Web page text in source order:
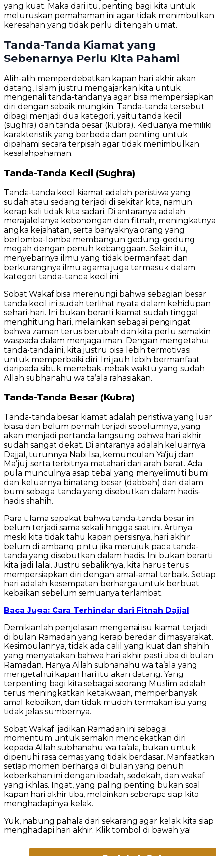
yang kuat. Maka dari itu, penting bagi kita untuk
meluruskan pemahaman ini agar tidak menimbulkan
keresahan yang tidak perlu di tengah umat.
Tanda-Tanda Kiamat yang
Sebenarnya Perlu Kita Pahami
Alih-alih memperdebatkan kapan hari akhir akan
datang, Islam justru mengajarkan kita untuk
mengenali tanda-tandanya agar bisa mempersiapkan
diri dengan sebaik mungkin. Tanda-tanda tersebut
dibagi menjadi dua kategori, yaitu tanda kecil
(sughra) dan tanda besar (kubra). Keduanya memiliki
karakteristik yang berbeda dan penting untuk
dipahami secara terpisah agar tidak menimbulkan
kesalahpahaman.
Tanda-Tanda Kecil (Sughra)
Tanda-tanda kecil kiamat adalah peristiwa yang
sudah atau sedang terjadi di sekitar kita, namun
kerap kali tidak kita sadari. Di antaranya adalah
merajalelanya kebohongan dan fitnah, meningkatnya
angka kejahatan, serta banyaknya orang yang
berlomba-lomba membangun gedung-gedung
megah dengan penuh kebanggaan. Selain itu,
menyebarnya ilmu yang tidak bermanfaat dan
berkurangnya ilmu agama juga termasuk dalam
kategori tanda-tanda kecil ini.
Sobat Wakaf bisa merenungi bahwa sebagian besar
tanda kecil ini sudah terlihat nyata dalam kehidupan
sehari-hari. Ini bukan berarti kiamat sudah tinggal
menghitung hari, melainkan sebagai pengingat
bahwa zaman terus berubah dan kita perlu semakin
waspada dalam menjaga iman. Dengan mengetahui
tanda-tanda ini, kita justru bisa lebih termotivasi
untuk memperbaiki diri. Ini jauh lebih bermanfaat
daripada sibuk menebak-nebak waktu yang sudah
Allah subhanahu wa ta’ala rahasiakan.
Tanda-Tanda Besar (Kubra)
Tanda-tanda besar kiamat adalah peristiwa yang luar
biasa dan belum pernah terjadi sebelumnya, yang
akan menjadi pertanda langsung bahwa hari akhir
sudah sangat dekat. Di antaranya adalah keluarnya
Dajjal, turunnya Nabi Isa, kemunculan Ya’juj dan
Ma’juj, serta terbitnya matahari dari arah barat. Ada
pula munculnya asap tebal yang menyelimuti bumi
dan keluarnya binatang besar (dabbah) dari dalam
bumi sebagai tanda yang disebutkan dalam hadis-
hadis shahih.
Para ulama sepakat bahwa tanda-tanda besar ini
belum terjadi sama sekali hingga saat ini. Artinya,
meski kita tidak tahu kapan persisnya, hari akhir
belum di ambang pintu jika merujuk pada tanda-
tanda yang disebutkan dalam hadis. Ini bukan berarti
kita jadi lalai. Justru sebaliknya, kita harus terus
mempersiapkan diri dengan amal-amal terbaik. Setiap
hari adalah kesempatan berharga untuk berbuat
kebaikan sebelum semuanya terlambat.
Baca Juga: Cara Terhindar dari Fitnah Dajjal
Demikianlah penjelasan mengenai isu kiamat terjadi
di bulan Ramadan yang kerap beredar di masyarakat.
Kesimpulannya, tidak ada dalil yang kuat dan shahih
yang menyatakan bahwa hari akhir pasti tiba di bulan
Ramadan. Hanya Allah subhanahu wa ta’ala yang
mengetahui kapan hari itu akan datang. Yang
terpenting bagi kita sebagai seorang Muslim adalah
terus meningkatkan ketakwaan, memperbanyak
amal kebaikan, dan tidak mudah termakan isu yang
tidak jelas sumbernya.
Sobat Wakaf, jadikan Ramadan ini sebagai
momentum untuk semakin mendekatkan diri
kepada Allah subhanahu wa ta’ala, bukan untuk
dipenuhi rasa cemas yang tidak berdasar. Manfaatkan
setiap momen berharga di bulan yang penuh
keberkahan ini dengan ibadah, sedekah, dan wakaf
yang ikhlas. Ingat, yang paling penting bukan soal
kapan hari akhir tiba, melainkan seberapa siap kita
menghadapinya kelak.
Yuk, nabung pahala dari sekarang agar kelak kita siap
menghadapi hari akhir. Klik tombol di bawah ya!